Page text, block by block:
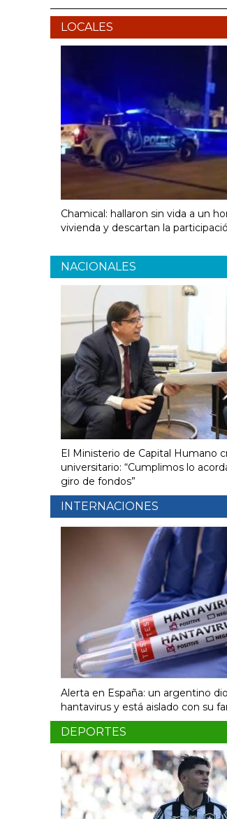
LOCALES
Chamical: hallaron sin vida a un
vivienda y descartan la
NACIONALES
El Ministerio de Capital Humano
universitario: “Cumplimos lo
giro de fondos”
INTERNACIONES
Alerta en España: un argentino
hantavirus y está aislado con su
DEPORTES